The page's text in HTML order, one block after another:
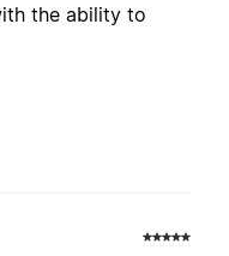
the ability to